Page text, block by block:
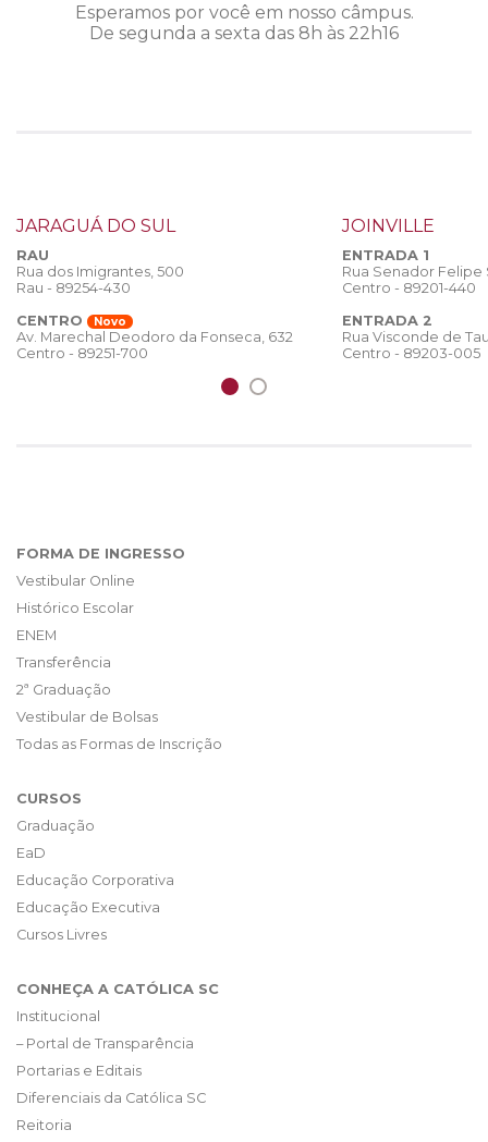
Esperamos por você em nosso câmpus.
De segunda a sexta das 8h às 22h16
JARAGUÁ DO SUL
RAU
Rua dos Imigrantes, 500
Rau - 89254-430
CENTRO
Novo
Av. Marechal Deodoro da Fonseca, 632
Centro - 89251-700
JOINVILLE
ENTRADA 1
Rua Senador
Centro - 89201-440
ENTRADA 2
Rua Visconde de
Centro - 89203-005
FORMA DE INGRESSO
Vestibular Online
Histórico Escolar
ENEM
Transferência
2ª Graduação
Vestibular de Bolsas
Todas as Formas de Inscrição
CURSOS
Graduação
EaD
Educação Corporativa
Educação Executiva
Cursos Livres
CONHEÇA A CATÓLICA SC
Institucional
– Portal de Transparência
Portarias e Editais
Diferenciais da Católica SC
Reitoria